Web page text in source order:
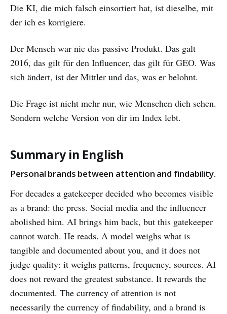
Die KI, die mich falsch einsortiert hat, ist dieselbe, mit
der ich es korrigiere.
Der Mensch war nie das passive Produkt. Das galt
2016, das gilt für den Influencer, das gilt für GEO. Was
sich ändert, ist der Mittler und das, was er belohnt.
Die Frage ist nicht mehr nur, wie Menschen dich sehen.
Sondern welche Version von dir im Index lebt.
Summary in English
Personal brands between attention and findability.
For decades a gatekeeper decided who becomes visible
as a brand: the press. Social media and the influencer
abolished him. AI brings him back, but this gatekeeper
cannot watch. He reads. A model weighs what is
tangible and documented about you, and it does not
judge quality: it weighs patterns, frequency, sources. AI
does not reward the greatest substance. It rewards the
documented. The currency of attention is not
necessarily the currency of findability, and a brand is